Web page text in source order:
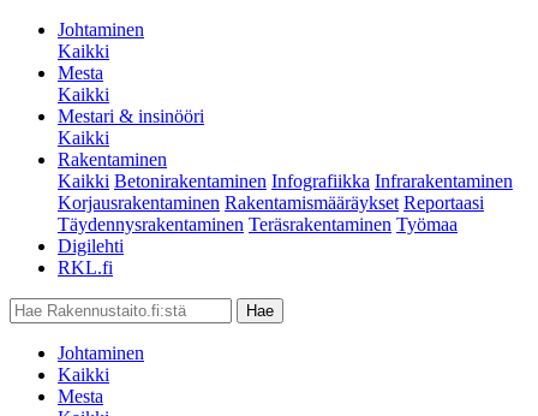
Johtaminen
Kaikki
Mesta
Kaikki
Mestari & insinööri
Kaikki
Rakentaminen
Kaikki Betonirakentaminen Infografiikka Infrarakentaminen
Korjausrakentaminen Rakentamismääräykset Reportaasi
Täydennysrakentaminen Teräsrakentaminen Työmaa
Digilehti
RKL.fi
Johtaminen
Kaikki
Mesta